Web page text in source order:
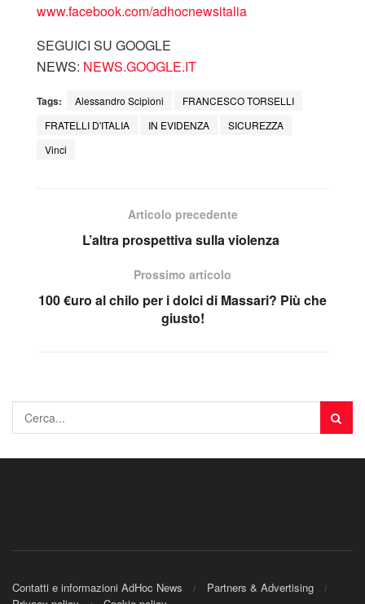
www.facebook.com/adhocnewsitalia
SEGUICI SU GOOGLE
NEWS: NEWS.GOOGLE.IT
Tags: Alessandro Scipioni
FRANCESCO TORSELLI
FRATELLI D'ITALIA
IN EVIDENZA
SICUREZZA
Vinci
Articolo precedente
L’altra prospettiva sulla violenza
Prossimo articolo
100 €uro al chilo per i dolci di Massari? Più che
giusto!
Contatti e informazioni AdHoc News
Partners & Advertising